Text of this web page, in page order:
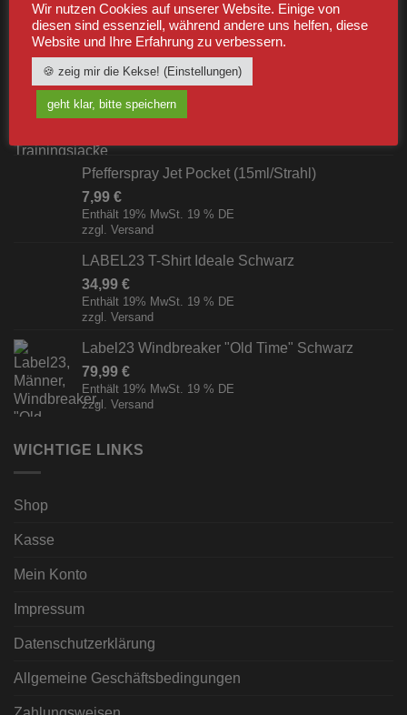
BESTSELLER
Label23 Trainingsjacke "TS 23 White"
Schwarz/Weiß [Digital]
Pfefferspray Jet Pocket (15ml/Strahl)
7,99 €
Enthält 19% MwSt. 19 % DE
zzgl. Versand
LABEL23 T-Shirt Ideale Schwarz
34,99 €
Enthält 19% MwSt. 19 % DE
zzgl. Versand
Label23 Windbreaker "Old Time" Schwarz
79,99 €
Enthält 19% MwSt. 19 % DE
zzgl. Versand
WICHTIGE LINKS
Shop
Kasse
Mein Konto
Impressum
Datenschutzerklärung
Allgemeine Geschäftsbedingungen
Wir nutzen Cookies auf unserer Website. Einige von
diesen sind essenziell, während andere uns helfen, diese
Website und Ihre Erfahrung zu verbessern.
🍪 zeig mir die Kekse! (Einstellungen)
geht klar, bitte speichern